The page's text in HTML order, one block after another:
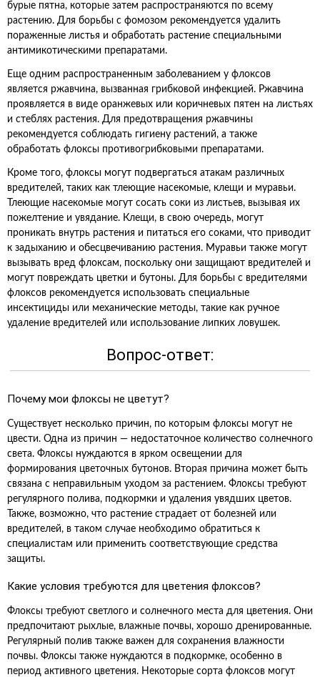
бурые пятна, которые затем распространяются по всему
растению. Для борьбы с фомозом рекомендуется удалить
пораженные листья и обработать растение специальными
антимикотическими препаратами.
Еще одним распространенным заболеванием у флоксов
является ржавчина, вызванная грибковой инфекцией. Ржавчина
проявляется в виде оранжевых или коричневых пятен на листьях
и стеблях растения. Для предотвращения ржавчины
рекомендуется соблюдать гигиену растений, а также
обработать флоксы противогрибковыми препаратами.
Кроме того, флоксы могут подвергаться атакам различных
вредителей, таких как тлеющие насекомые, клещи и муравьи.
Тлеющие насекомые могут сосать соки из листьев, вызывая их
пожелтение и увядание. Клещи, в свою очередь, могут
проникать внутрь растения и питаться его соками, что приводит
к задыханию и обесцвечиванию растения. Муравьи также могут
вызывать вред флоксам, поскольку они защищают вредителей и
могут повреждать цветки и бутоны. Для борьбы с вредителями
флоксов рекомендуется использовать специальные
инсектициды или механические методы, такие как ручное
удаление вредителей или использование липких ловушек.
Вопрос-ответ:
Почему мои флоксы не цветут?
Существует несколько причин, по которым флоксы могут не
цвести. Одна из причин — недостаточное количество солнечного
света. Флоксы нуждаются в ярком освещении для
формирования цветочных бутонов. Вторая причина может быть
связана с неправильным уходом за растением. Флоксы требуют
регулярного полива, подкормки и удаления увядших цветов.
Также, возможно, что растение страдает от болезней или
вредителей, в таком случае необходимо обратиться к
специалистам или применить соответствующие средства
защиты.
Какие условия требуются для цветения флоксов?
Флоксы требуют светлого и солнечного места для цветения. Они
предпочитают рыхлые, влажные почвы, хорошо дренированные.
Регулярный полив также важен для сохранения влажности
почвы. Флоксы также нуждаются в подкормке, особенно в
период активного цветения. Некоторые сорта флоксов могут